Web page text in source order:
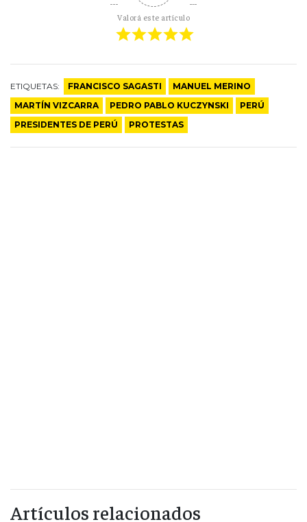
Valorá este artículo
ETIQUETAS: FRANCISCO SAGASTI
MANUEL MERINO
MARTÍN VIZCARRA
PEDRO PABLO KUCZYNSKI
PERÚ
PRESIDENTES DE PERÚ
PROTESTAS
Artículos relacionados